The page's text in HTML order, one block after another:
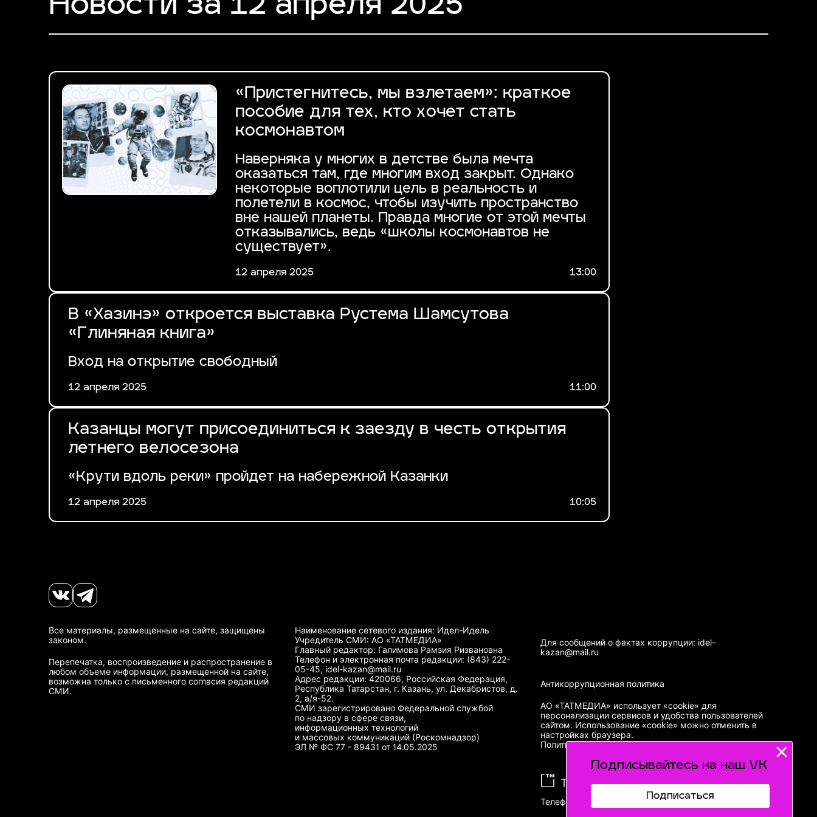
Новости за 12 апреля 2025
«Пристегнитесь, мы взлетаем»: краткое
пособие для тех, кто хочет стать
космонавтом
Наверняка у многих в детстве была мечта
оказаться там, где многим вход закрыт. Однако
некоторые воплотили цель в реальность и
полетели в космос, чтобы изучить пространство
вне нашей планеты. Правда многие от этой мечты
отказывались, ведь «школы космонавтов не
существует».
12 апреля 2025 13:00
В «Хазинэ» откроется выставка Рустема Шамсутова
«Глиняная книга»
Вход на открытие свободный
12 апреля 2025 11:00
Казанцы могут присоединиться к заезду в честь открытия
летнего велосезона
«Крути вдоль реки» пройдет на набережной Казанки
12 апреля 2025 10:05
Подписывайтесь на наш VK
Подписаться
Все материалы, размещенные на сайте, защищены
законом.
Перепечатка, воспроизведение и распространение в
любом объеме информации, размещенной на сайте,
возможна только с письменного согласия редакций
СМИ.
Наименование сетевого издания: Идел-Идель
Учредитель СМИ: АО «ТАТМЕДИА»
Главный редактор: Галимова Рамзия Ризвановна
Телефон и электронная почта редакции: (843) 222-
05-45, idel-kazan@mail.ru
Адрес редакции: 420066, Российская Федерация,
Республика Татарстан, г. Казань, ул. Декабристов, д.
2, а/я-52.
СМИ зарегистрировано Федеральной службой
по надзору в сфере связи,
информационных технологий
и массовых коммуникаций (Роскомнадзор)
ЭЛ № ФС 77 - 89431 от 14.05.2025
Для сообщений о фактах коррупции: idel-
kazan@mail.ru
Антикоррупционная политика
АО «ТАТМЕДИА» использует «cookie» для
персонализации сервисов и удобства пользователей
сайтом. Использование «cookie» можно отменить в
настройках браузера.
Политика конфиденциальности
Телефон АО «ТАТМЕДИА»:(843) 222 09 84